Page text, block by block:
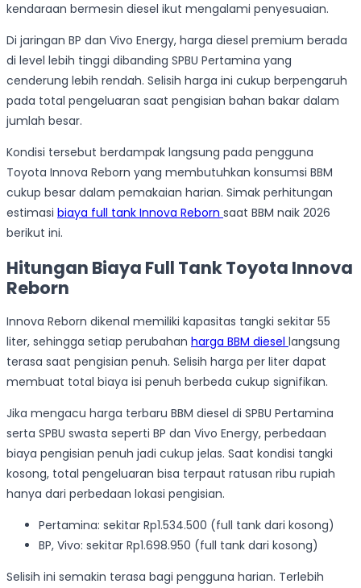
kendaraan bermesin diesel ikut mengalami penyesuaian.
Di jaringan BP dan Vivo Energy, harga diesel premium berada
di level lebih tinggi dibanding SPBU Pertamina yang
cenderung lebih rendah. Selisih harga ini cukup berpengaruh
pada total pengeluaran saat pengisian bahan bakar dalam
jumlah besar.
Kondisi tersebut berdampak langsung pada pengguna
Toyota Innova Reborn yang membutuhkan konsumsi BBM
cukup besar dalam pemakaian harian. Simak perhitungan
estimasi biaya full tank Innova Reborn saat BBM naik 2026
berikut ini.
Hitungan Biaya Full Tank Toyota Innova
Reborn
Innova Reborn dikenal memiliki kapasitas tangki sekitar 55
liter, sehingga setiap perubahan harga BBM diesel langsung
terasa saat pengisian penuh. Selisih harga per liter dapat
membuat total biaya isi penuh berbeda cukup signifikan.
Jika mengacu harga terbaru BBM diesel di SPBU Pertamina
serta SPBU swasta seperti BP dan Vivo Energy, perbedaan
biaya pengisian penuh jadi cukup jelas. Saat kondisi tangki
kosong, total pengeluaran bisa terpaut ratusan ribu rupiah
hanya dari perbedaan lokasi pengisian.
Pertamina: sekitar Rp1.534.500 (full tank dari kosong)
BP, Vivo: sekitar Rp1.698.950 (full tank dari kosong)
Selisih ini semakin terasa bagi pengguna harian. Terlebih